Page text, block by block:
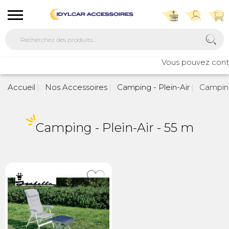
Vous pouvez
Accueil Nos Accessoires Camping - Plein-Air
Camping - Plein-Air - 55 m